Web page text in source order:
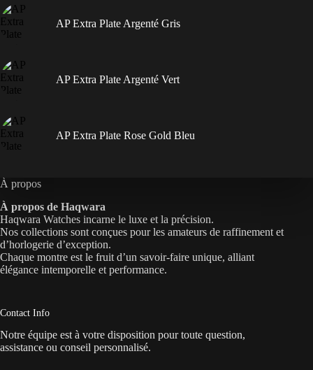
AP Extra Plate Argenté Gris
AP Extra Plate Argenté Vert
AP Extra Plate Rose Gold Bleu
À propos
À propos de Haqwara
Haqwara Watches incarne le luxe et la précision.
Nos collections sont conçues pour les amateurs de raffinement et
d’horlogerie d’exception.
Chaque montre est le fruit d’un savoir-faire unique, alliant
élégance intemporelle et performance.
Contact Info
Notre équipe est à votre disposition pour toute question,
assistance ou conseil personnalisé.